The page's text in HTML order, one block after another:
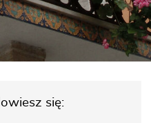
się: